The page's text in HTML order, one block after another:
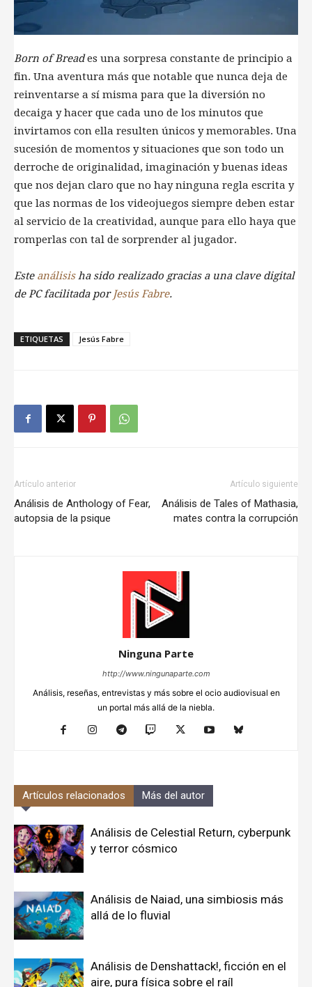
Born of Breades una sorpresa constante de principio a
fin. Una aventura más que notable que nunca deja de
reinventarse a sí misma para que la diversión no
decaiga y hacer que cada uno de los minutos que
invirtamos con ella resulten únicos y memorables. Una
sucesión de momentos y situaciones que son todo un
derroche de originalidad, imaginación y buenas ideas
que nos dejan claro que no hay ninguna regla escrita y
que las normas de los videojuegos siempre deben estar
al servicio de la creatividad, aunque para ello haya que
romperlas con tal de sorprender al jugador.
Este análisisha sido realizado gracias a una clave digital
de PC facilitada por Jesús Fabre.
ETIQUETAS Jesús Fabre
Artículo anterior
Análisis de Anthology of Fear,
autopsia de la psique
Artículo siguiente
Análisis de Tales of Mathasia,
mates contra la corrupción
Ninguna Parte
http://www.ningunaparte.com
Análisis, reseñas, entrevistas y más sobre el ocio audiovisual en
un portal más allá de la niebla.
Artículos relacionados Más del autor
Análisis de Celestial Return, cyberpunk
y terror cósmico
Análisis de Naiad, una simbiosis más
allá de lo fluvial
Análisis de Denshattack!, ficción en el
aire, pura física sobre el raíl